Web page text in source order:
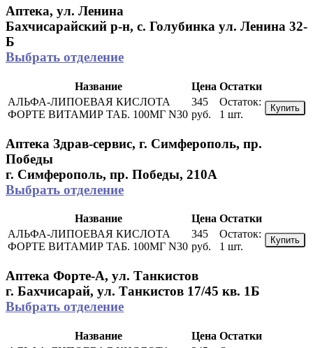
Аптека, ул. Ленина
Бахчисарайский р-н, с. Голубинка ул. Ленина 32-
Б
Выбрать отделение
Название Цена Остатки
АЛЬФА-ЛИПОЕВАЯ КИСЛОТА
ФОРТЕ ВИТАМИР ТАБ. 100МГ N30
345
руб.
Остаток:
1 шт.
Купить
Аптека Здрав-сервис, г. Симферополь, пр.
Победы
г. Симферополь, пр. Победы, 210A
Выбрать отделение
Название Цена Остатки
АЛЬФА-ЛИПОЕВАЯ КИСЛОТА
ФОРТЕ ВИТАМИР ТАБ. 100МГ N30
345
руб.
Остаток:
1 шт.
Купить
Аптека Форте-А, ул. Танкистов
г. Бахчисарай, ул. Танкистов 17/45 кв. 1Б
Выбрать отделение
Название Цена Остатки